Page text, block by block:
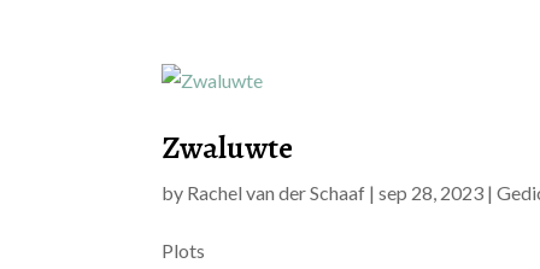
Zwaluwte
by Rachel van der Schaaf |sep 28, 2023 |
Plots